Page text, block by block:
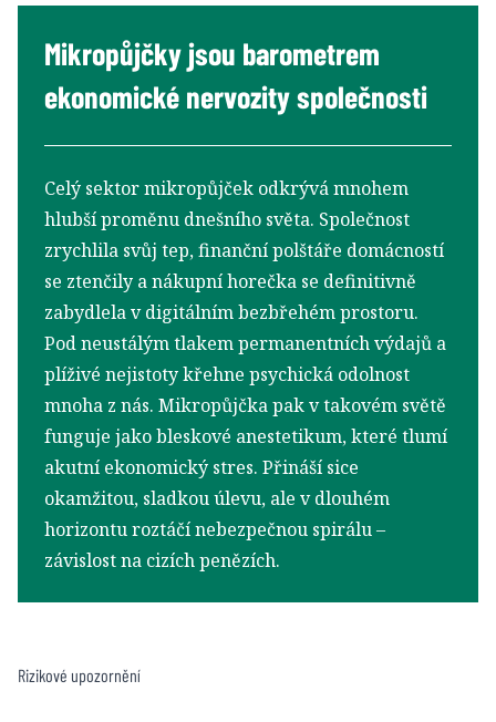
Mikropůjčky jsou barometrem
ekonomické nervozity společnosti
Celý sektor mikropůjček odkrývá mnohem
hlubší proměnu dnešního světa. Společnost
zrychlila svůj tep, finanční polštáře domácností
se ztenčily a nákupní horečka se definitivně
zabydlela v digitálním bezbřehém prostoru.
Pod neustálým tlakem permanentních výdajů a
plíživé nejistoty křehne psychická odolnost
mnoha z nás. Mikropůjčka pak v takovém světě
funguje jako bleskové anestetikum, které tlumí
akutní ekonomický stres. Přináší sice
okamžitou, sladkou úlevu, ale v dlouhém
horizontu roztáčí nebezpečnou spirálu –
závislost na cizích penězích.
Rizikové upozornění